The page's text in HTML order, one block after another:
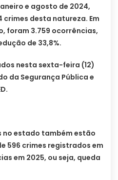
e agosto de 2024,
desta natureza. Em
foram 3.759 ocorrências,
de 33,8%.
nesta sexta-feira (12)
da Segurança Pública e
no estado também estão
596 crimes registrados em
em 2025, ou seja, queda